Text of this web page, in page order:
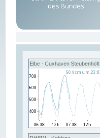
Elbe - Cuxhaven Steubenhöft